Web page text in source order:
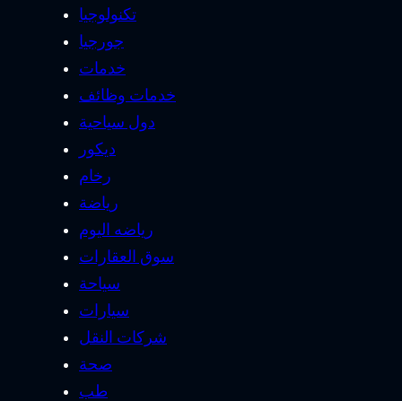
تكنولوجيا
جورجيا
خدمات
خدمات وظائف
دول سياحية
ديكور
رخام
رياضة
رياضه اليوم
سوق العقارات
سياحة
سيارات
شركات النقل
صحة
طب